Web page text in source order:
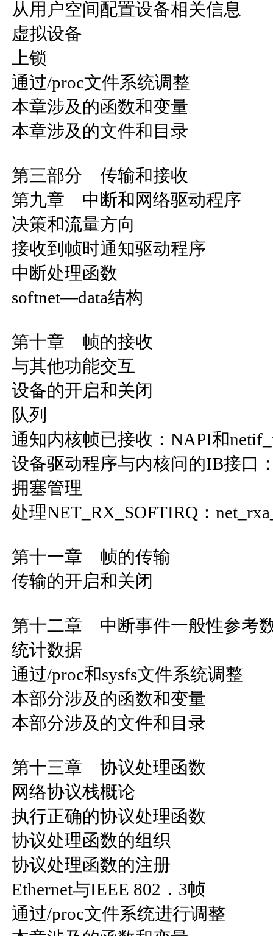
从用户空间配置设备相关信息
虚拟设备
上锁
通过/proc文件系统调整
本章涉及的函数和变量
本章涉及的文件和目录
第三部分 传输和接收
第九章 中断和网络驱动程序
决策和流量方向
接收到帧时通知驱动程序
中断处理函数
softnet—data结构
第十章 帧的接收
与其他功能交互
设备的开启和关闭
队列
通知内核帧已接收：NAPI和
设备驱动程序与内核问的IB接口
拥塞管理
处理NET_RX_SOFTIRQ：
第十一章 帧的传输
传输的开启和关闭
第十二章 中断事件一般性参考
统计数据
通过/proc和sysfs文件系统调整
本部分涉及的函数和变量
本部分涉及的文件和目录
第十三章 协议处理函数
网络协议栈概论
执行正确的协议处理函数
协议处理函数的组织
协议处理函数的注册
Ethernet与IEEE 802．3帧
通过/proc文件系统进行调整